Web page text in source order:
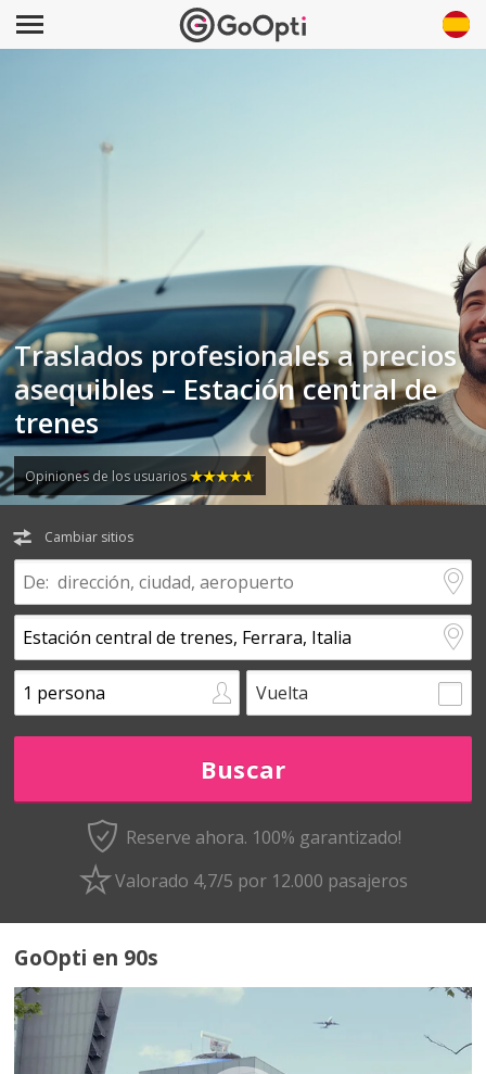
Traslados profesionales a precios
asequibles – Estación central de
trenes
Opiniones de los usuarios
Cambiar sitios
Vuelta
Reserve ahora. 100% garantizado!
Valorado 4,7/5 por 12.000 pasajeros
GoOpti en 90s